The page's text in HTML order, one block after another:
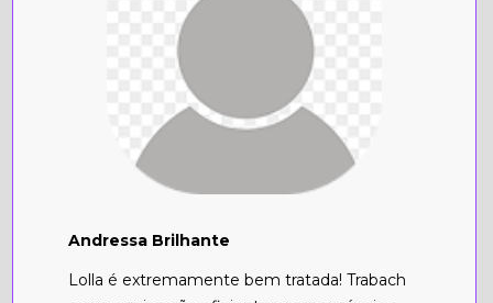
Andressa Brilhante
Lolla é extremamente bem tratada! Trabach